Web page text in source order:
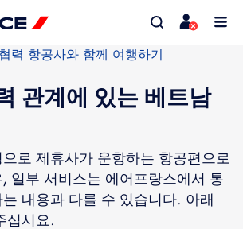
력 항공사와 함께 여행하기
관계에 있는 베트남
로 제휴사가 운항하는 항공편으로
일부 서비스는 에어프랑스에서 통
내용과 다를 수 있습니다. 아래
십시요.